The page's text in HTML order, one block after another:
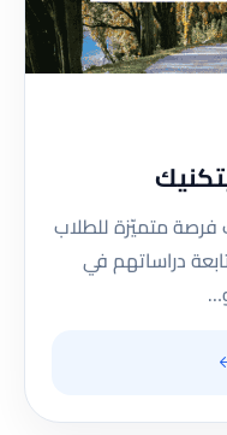
فرصة متميّزة للطلاب
دراساتهم في